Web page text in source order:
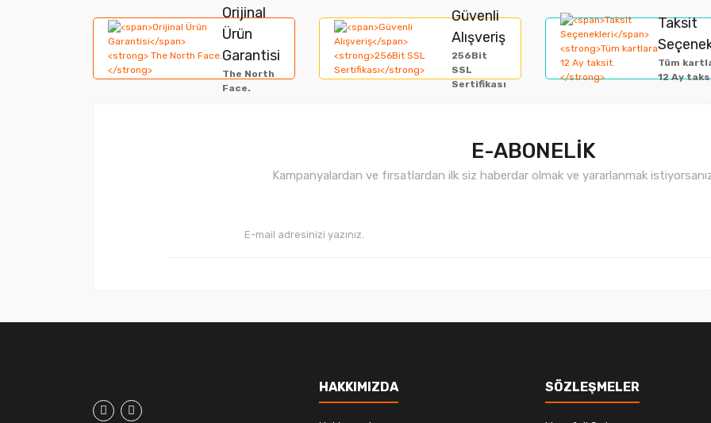
Bu ürüne ilk yorumu siz yapın!
Görüş ve önerileriniz için teşekkür ederiz.
Ürün resmi kalitesiz, bozuk veya görüntülenemiyor.
Ürün açıklamasında eksik bilgiler bulunuyor.
Orijinal
Ürün
Garantisi
The North
Face.
Güvenli
Alışveriş
256Bit
SSL
Sertifikası
Taksit
Tüm
12 Ay
E-ABONELİK
Kampanyalardan ve fırsatlardan ilk siz haberdar olmak ve yararlanmak
HAKKIMIZDA SÖZLEŞMELER